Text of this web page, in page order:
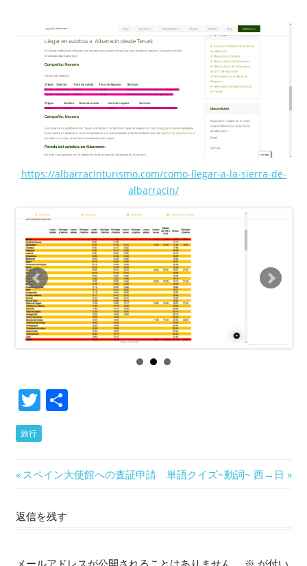
https://albarracinturismo.com/como-llegar-a-la-sierra-de-
albarracin/
Twitter
共
旅行
投
稿
ビ
前
記
スペイン大使館への査証申請
次
単語クイズ~動詞~ 西→日
返信を残す
メールアドレスが公開されることはありません。 ※ が付い